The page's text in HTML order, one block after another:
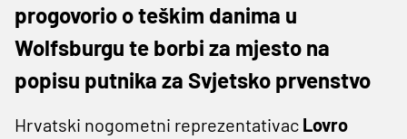
progovorio o teškim danima u
Wolfsburgu te borbi za mjesto na
popisu putnika za Svjetsko prvenstvo
Hrvatski nogometni reprezentativac Lovro